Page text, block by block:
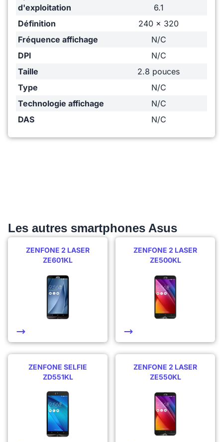
d'exploitation
6.1
Définition
240 x 320
Fréquence affichage
N/C
DPI
N/C
Taille
2.8 pouces
Type
N/C
Technologie affichage
N/C
DAS
N/C
Les autres smartphones Asus
ZENFONE 2 LASER
ZE601KL
ZENFONE 2 LASER
ZE500KL
ZENFONE SELFIE
ZD551KL
ZENFONE 2 LASER
ZE550KL